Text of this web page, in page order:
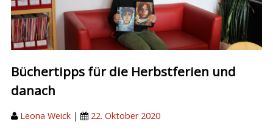
Büchertipps für die Herbstferien und
danach
Leona Weick| 22. Oktober 2020